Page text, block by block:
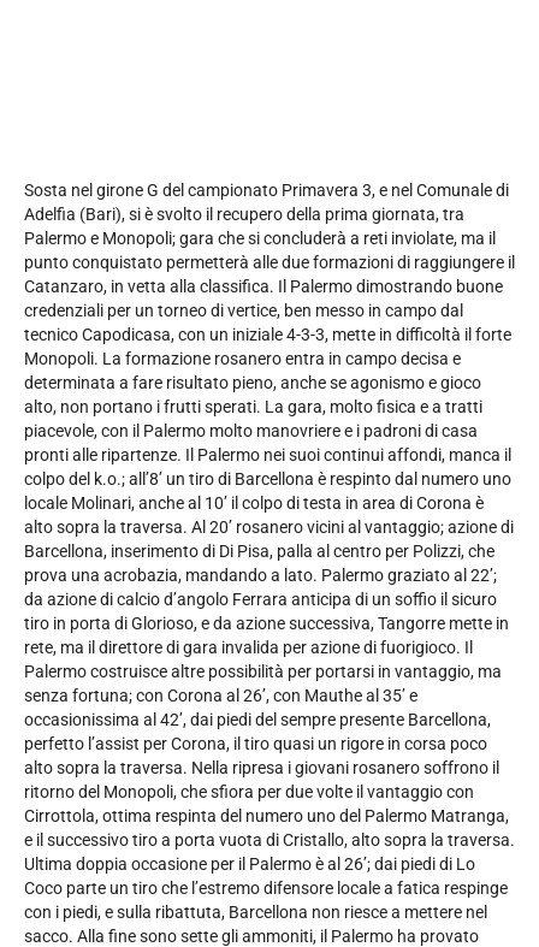
Sosta nel girone G del campionato Primavera 3, e nel Comunale di
Adelfia (Bari), si è svolto il recupero della prima giornata, tra
Palermo e Monopoli; gara che si concluderà a reti inviolate, ma il
punto conquistato permetterà alle due formazioni di raggiungere il
Catanzaro, in vetta alla classifica. Il Palermo dimostrando buone
credenziali per un torneo di vertice, ben messo in campo dal
tecnico Capodicasa, con un iniziale 4-3-3, mette in difficoltà il forte
Monopoli. La formazione rosanero entra in campo decisa e
determinata a fare risultato pieno, anche se agonismo e gioco
alto, non portano i frutti sperati. La gara, molto fisica e a tratti
piacevole, con il Palermo molto manovriere e i padroni di casa
pronti alle ripartenze. Il Palermo nei suoi continui affondi, manca il
colpo del k.o.; all’8’ un tiro di Barcellona è respinto dal numero uno
locale Molinari, anche al 10’ il colpo di testa in area di Corona è
alto sopra la traversa. Al 20’ rosanero vicini al vantaggio; azione di
Barcellona, inserimento di Di Pisa, palla al centro per Polizzi, che
prova una acrobazia, mandando a lato. Palermo graziato al 22’;
da azione di calcio d’angolo Ferrara anticipa di un soffio il sicuro
tiro in porta di Glorioso, e da azione successiva, Tangorre mette in
rete, ma il direttore di gara invalida per azione di fuorigioco. Il
Palermo costruisce altre possibilità per portarsi in vantaggio, ma
senza fortuna; con Corona al 26’, con Mauthe al 35’ e
occasionissima al 42’, dai piedi del sempre presente Barcellona,
perfetto l’assist per Corona, il tiro quasi un rigore in corsa poco
alto sopra la traversa. Nella ripresa i giovani rosanero soffrono il
ritorno del Monopoli, che sfiora per due volte il vantaggio con
Cirrottola, ottima respinta del numero uno del Palermo Matranga,
e il successivo tiro a porta vuota di Cristallo, alto sopra la traversa.
Ultima doppia occasione per il Palermo è al 26’; dai piedi di Lo
Coco parte un tiro che l’estremo difensore locale a fatica respinge
con i piedi, e sulla ribattuta, Barcellona non riesce a mettere nel
sacco. Alla fine sono sette gli ammoniti, il Palermo ha provato